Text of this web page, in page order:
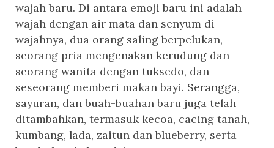
wajah baru. Di antara emoji baru ini adalah
wajah dengan air mata dan senyum di
wajahnya, dua orang saling berpelukan,
seorang pria mengenakan kerudung dan
seorang wanita dengan tuksedo, dan
seseorang memberi makan bayi. Serangga,
sayuran, dan buah-buahan baru juga telah
ditambahkan, termasuk kecoa, cacing tanah,
kumbang, lada, zaitun dan blueberry, serta